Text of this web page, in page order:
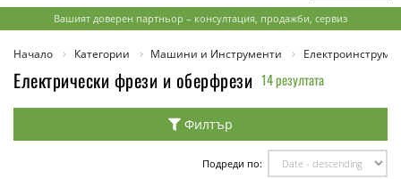
Вашият доверен партньор – консултация, продажби, сервиз
Начало Категории Машини и Инструменти
Електрически фрези и оберфрези 14 резултата
Филтър
Подреди по: